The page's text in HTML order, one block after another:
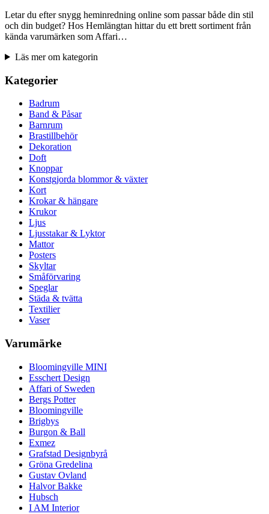
Letar du efter snygg heminredning online som passar både din stil
och din budget? Hos Hemlängtan hittar du ett brett sortiment från
kända varumärken som Affari…
Läs mer om kategorin
Kategorier
Badrum
Band & Påsar
Barnrum
Brastillbehör
Dekoration
Doft
Knoppar
Konstgjorda blommor & växter
Kort
Krokar & hängare
Krukor
Ljus
Ljusstakar & Lyktor
Mattor
Posters
Skyltar
Småförvaring
Speglar
Städa & tvätta
Textilier
Vaser
Varumärke
Bloomingville MINI
Esschert Design
Affari of Sweden
Bergs Potter
Bloomingville
Brigbys
Burgon & Ball
Exmez
Grafstad Designbyrå
Gröna Gredelina
Gustav Ovland
Halvor Bakke
Hubsch
I AM Interior